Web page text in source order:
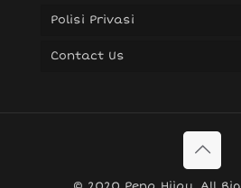
Polisi Privasi
Contact Us